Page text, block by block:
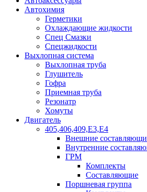
Автохимия
Герметики
Охлаждающие жидкости
Спец Смазки
Спецжидкости
Выхлопная система
Выхлопная труба
Глушитель
Гофра
Приемная труба
Резонатр
Хомуты
Двигатель
405,406,409,Е3,Е4
Внешние
Внутренние
ГРМ
Комплекты
Составляющие
Поршневая группа